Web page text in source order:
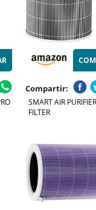
Compartir:
SMART AIR
FILTER